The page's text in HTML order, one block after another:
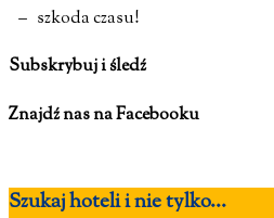
– szkoda czasu!
Subskrybuj i śledź
Znajdź nas na Facebooku
Szukaj hoteli i nie tylko...